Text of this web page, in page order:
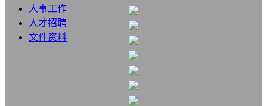
人事工作
人才招聘
文件资料